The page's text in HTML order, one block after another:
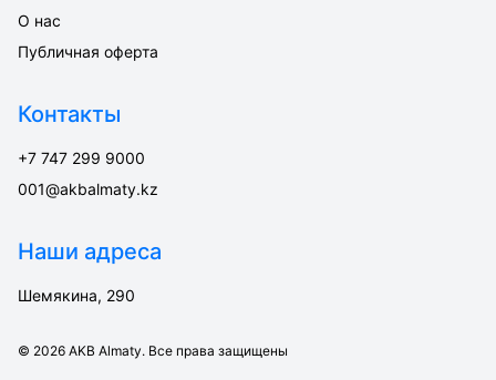
О нас
Публичная оферта
Контакты
+7 747 299 9000
001@akbalmaty.kz
Наши адреса
Шемякина, 290
© 2026 AKB Almaty. Все права защищены